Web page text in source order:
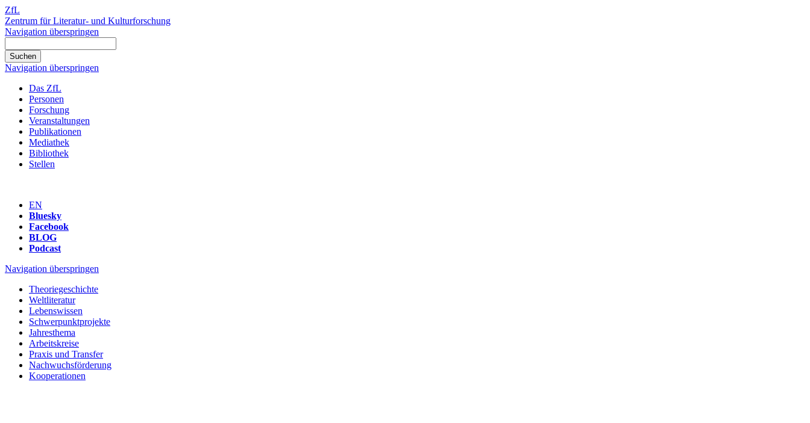
ZfL
Zentrum für Literatur- und Kulturforschung
Navigation überspringen
Navigation überspringen
Das ZfL
Personen
Forschung
Veranstaltungen
Publikationen
Mediathek
Bibliothek
Stellen
EN
Bluesky
Facebook
BLOG
Podcast
Navigation überspringen
Theoriegeschichte
Weltliteratur
Lebenswissen
Schwerpunktprojekte
Jahresthema
Arbeitskreise
Praxis und Transfer
Nachwuchsförderung
Kooperationen